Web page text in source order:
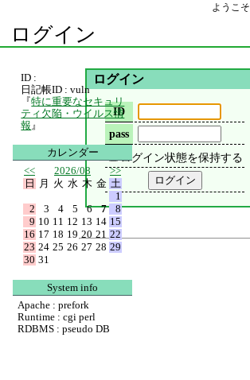
ようこそ
ログイン
ログイン
ID
pass
ログイン状態を保持する
ID :
日記帳ID : vuln
『特に重要なセキュリ
ティ欠陥・ウイルス情
報 』
カレンダー
<<
2026/08
>>
日
月 火 水 木 金 土
1
2
3 4 5 6 7
8
9 10 11 12 13 14 15
16 17 18 19 20 21 22
23 24 25 26 27 28 29
30 31
System info
Apache : prefork
Runtime : cgi perl
RDBMS : pseudo DB